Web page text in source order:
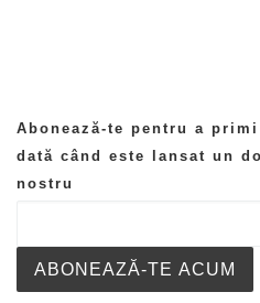
Abonează-te pentru a
dată când este lansat un
nostru
ABONEAZĂ-TE ACUM